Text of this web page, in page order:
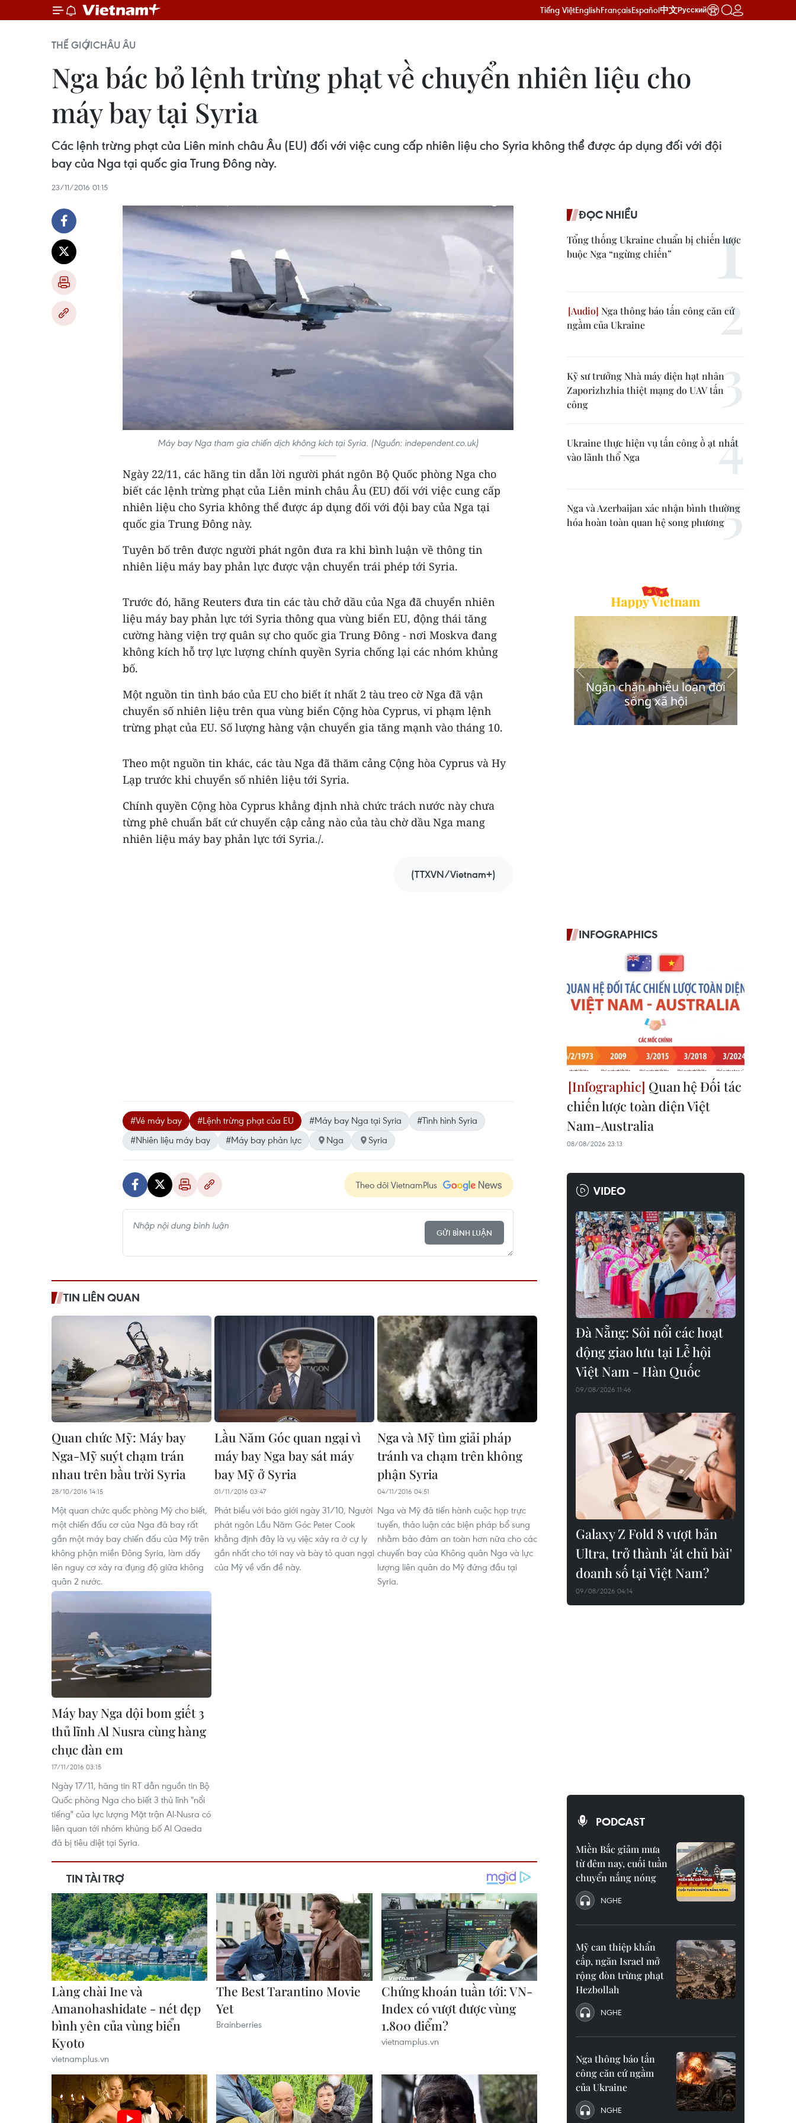
Tiếng ViệtEnglishFrançaisEspañol中文Русский
THẾ GIỚICHÂU ÂU
Nga bác bỏ lệnh trừng phạt về chuyển nhiên liệu cho
máy bay tại Syria
Các lệnh trừng phạt của Liên minh châu Âu (EU) đối với việc cung cấp nhiên liệu cho Syria không thể được áp dụng đối với đội
bay của Nga tại quốc gia Trung Đông này.
23/11/2016 01:15
Máy bay Nga tham gia chiến dịch không kích tại Syria. (Nguồn: independent.co.uk)
Ngày 22/11, các hãng tin dẫn lời người phát ngôn Bộ Quốc phòng Nga cho
biết các lệnh trừng phạt của Liên minh châu Âu (EU) đối với việc cung cấp
nhiên liệu cho Syria không thể được áp dụng đối với đội bay của Nga tại
quốc gia Trung Đông này.
Tuyên bố trên được người phát ngôn đưa ra khi bình luận về thông tin
nhiên liệu máy bay phản lực được vận chuyển trái phép tới Syria.
Trước đó, hãng Reuters đưa tin các tàu chở dầu của Nga đã chuyển nhiên
liệu máy bay phản lực tới Syria thông qua vùng biển EU, động thái tăng
cường hàng viện trợ quân sự cho quốc gia Trung Đông - nơi Moskva đang
không kích hỗ trợ lực lượng chính quyền Syria chống lại các nhóm khủng
bố.
Một nguồn tin tình báo của EU cho biết ít nhất 2 tàu treo cờ Nga đã vận
chuyển số nhiên liệu trên qua vùng biển Cộng hòa Cyprus, vi phạm lệnh
trừng phạt của EU. Số lượng hàng vận chuyển gia tăng mạnh vào tháng 10.
Theo một nguồn tin khác, các tàu Nga đã thăm cảng Cộng hòa Cyprus và Hy
Lạp trước khi chuyển số nhiên liệu tới Syria.
Chính quyền Cộng hòa Cyprus khẳng định nhà chức trách nước này chưa
từng phê chuẩn bất cứ chuyến cập cảng nào của tàu chờ dầu Nga mang
nhiên liệu máy bay phản lực tới Syria./.
(TTXVN/Vietnam+)
#Vé máy bay #Lệnh trừng phạt của EU #Máy bay Nga tại Syria
#Tình hình Syria
#Nhiên liệu máy bay
#Máy bay phản lực Nga Syria
Theo dõi VietnamPlus
GỬI BÌNH LUẬN
TIN LIÊN QUAN
Quan chức Mỹ: Máy bay
Nga-Mỹ suýt chạm trán
nhau trên bầu trời Syria
28/10/2016 14:15
Một quan chức quốc phòng Mỹ cho biết,
một chiến đấu cơ của Nga đã bay rất
gần một máy bay chiến đấu của Mỹ trên
không phận miền Đông Syria, làm dấy
lên nguy cơ xảy ra đụng độ giữa không
quân 2 nước.
Lầu Năm Góc quan ngại vì
máy bay Nga bay sát máy
bay Mỹ ở Syria
01/11/2016 03:47
Phát biểu với báo giới ngày 31/10, Người
phát ngôn Lầu Năm Góc Peter Cook
khẳng định đây là vụ việc xảy ra ở cự ly
gần nhất cho tới nay và bày tỏ quan ngại
của Mỹ về vấn đề này.
Nga và Mỹ tìm giải pháp
tránh va chạm trên không
phận Syria
04/11/2016 04:51
Nga và Mỹ đã tiến hành cuộc họp trực
tuyến, thảo luận các biện pháp bổ sung
nhằm bảo đảm an toàn hơn nữa cho các
chuyến bay của Không quân Nga và lực
lượng liên quân do Mỹ đứng đầu tại
Syria.
Máy bay Nga dội bom giết 3
thủ lĩnh Al Nusra cùng hàng
chục đàn em
17/11/2016 03:15
Ngày 17/11, hãng tin RT dẫn nguồn tin Bộ
Quốc phòng Nga cho biết 3 thủ lĩnh "nổi
tiếng" của lực lượng Mặt trận Al-Nusra có
liên quan tới nhóm khủng bố Al Qaeda
đã bị tiêu diệt tại Syria.
ĐỌC NHIỀU
Tổng thống Ukraine chuẩn bị chiến lược
buộc Nga “ngừng chiến”
Nga thông báo tấn công căn cứ
ngầm của Ukraine
Kỹ sư trưởng Nhà máy điện hạt nhân
Zaporizhzhia thiệt mạng do UAV tấn
công
Ukraine thực hiện vụ tấn công ồ ạt nhất
vào lãnh thổ Nga
Nga và Azerbaijan xác nhận bình thường
hóa hoàn toàn quan hệ song phương
INFOGRAPHICS
Quan hệ Đối tác
chiến lược toàn diện Việt
Nam-Australia
08/08/2026 23:13
VIDEO
Đà Nẵng: Sôi nổi các hoạt
động giao lưu tại Lễ hội
Việt Nam - Hàn Quốc
09/08/2026 11:46
Galaxy Z Fold 8 vượt bản
Ultra, trở thành 'át chủ bài'
doanh số tại Việt Nam?
09/08/2026 04:14
PODCAST
Miền Bắc giảm mưa
từ đêm nay, cuối tuần
chuyển nắng nóng
NGHE
Mỹ can thiệp khẩn
cấp, ngăn Israel mở
rộng đòn trừng phạt
Hezbollah
NGHE
Nga thông báo tấn
công căn cứ ngầm
của Ukraine
NGHE